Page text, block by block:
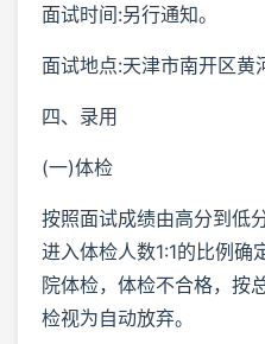
面试时间:另行通知。
面试地点:天津市南开区
四、录用
(一)体检
按照面试成绩由高分到低
进入体检人数1:1的比例确
院体检，体检不合格，按
检视为自动放弃。